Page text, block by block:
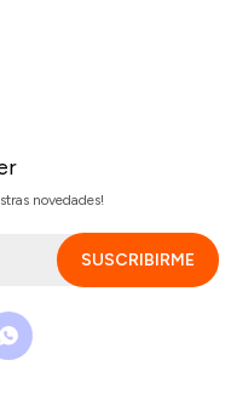
novedades!
SUSCRIBIRME
